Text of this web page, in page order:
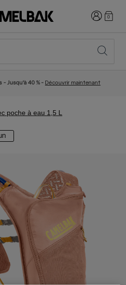
Connexion
0
- Jusqu'à 40 % - Découvrir maintenant
poche à eau 1,5 L